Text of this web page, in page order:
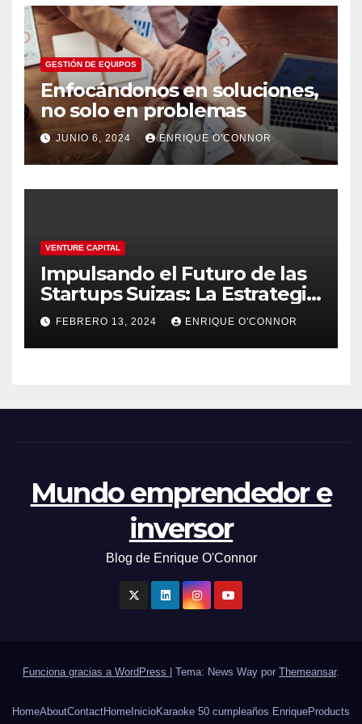
GESTIÓN DE EQUIPOS
Enfocándonos en soluciones,
no solo en problemas
JUNIO 6, 2024 ENRIQUE O'CONNOR
VENTURE CAPITAL
Impulsando el Futuro de las
Startups Suizas: La Estrategia
Innovadora de Founderful en
el Venture Capital
FEBRERO 13, 2024 ENRIQUE O'CONNOR
Mundo emprendedor e
inversor
Blog de Enrique O'Connor
Funciona gracias a WordPress Tema: News Way por Themeansar.
HomeAboutContactHomeInicioKaraoke 50 cumpleaños EnriqueProducts